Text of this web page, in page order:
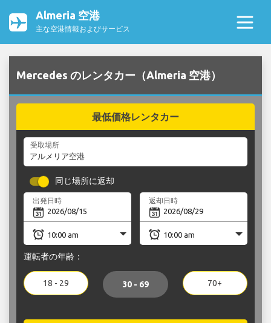
Almeria 空港
主な空港情報およびサービス
Mercedes のレンタカー（Almeria 空港）
最低価格レンタカー
受取場所
同じ場所に返却
出発日時 返却日時
運転者の年齢：
18 - 29 30 - 69 70+